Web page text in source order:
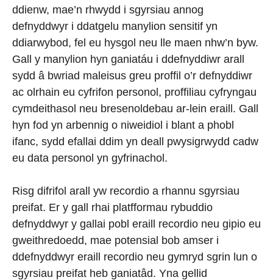
ddienw, mae’n rhwydd i sgyrsiau annog
defnyddwyr i ddatgelu manylion sensitif yn
ddiarwybod, fel eu hysgol neu lle maen nhw’n byw.
Gall y manylion hyn ganiatáu i ddefnyddiwr arall
sydd â bwriad maleisus greu proffil o’r defnyddiwr
ac olrhain eu cyfrifon personol, proffiliau cyfryngau
cymdeithasol neu bresenoldebau ar-lein eraill. Gall
hyn fod yn arbennig o niweidiol i blant a phobl
ifanc, sydd efallai ddim yn deall pwysigrwydd cadw
eu data personol yn gyfrinachol.
Risg difrifol arall yw recordio a rhannu sgyrsiau
preifat. Er y gall rhai platfformau rybuddio
defnyddwyr y gallai pobl eraill recordio neu gipio eu
gweithredoedd, mae potensial bob amser i
ddefnyddwyr eraill recordio neu gymryd sgrin lun o
sgyrsiau preifat heb ganiatâd. Yna gellid